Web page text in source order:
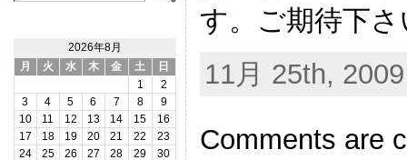
2026年8月
月
火 水 木 金 土 日
1
2
3
4 5 6 7 8
9
10
11 12 13 14 15
16
17
18 19 20 21 22
23
24
25 26 27 28 29
30
す。ご期待下さ
11月 25th,
Comments are